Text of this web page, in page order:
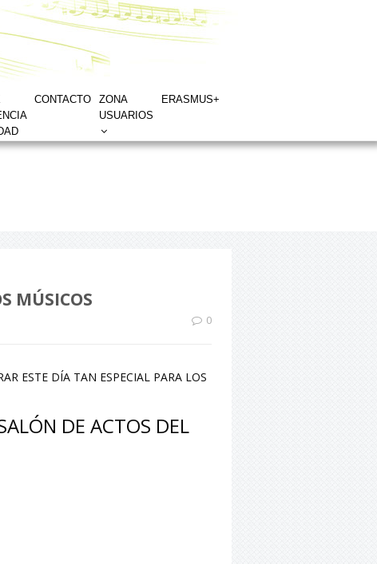
CONTACTO
ZONA
USUARIOS
ERASMUS+
MÚSICOS
0
ESTE DÍA TAN ESPECIAL PARA LOS
DE ACTOS DEL